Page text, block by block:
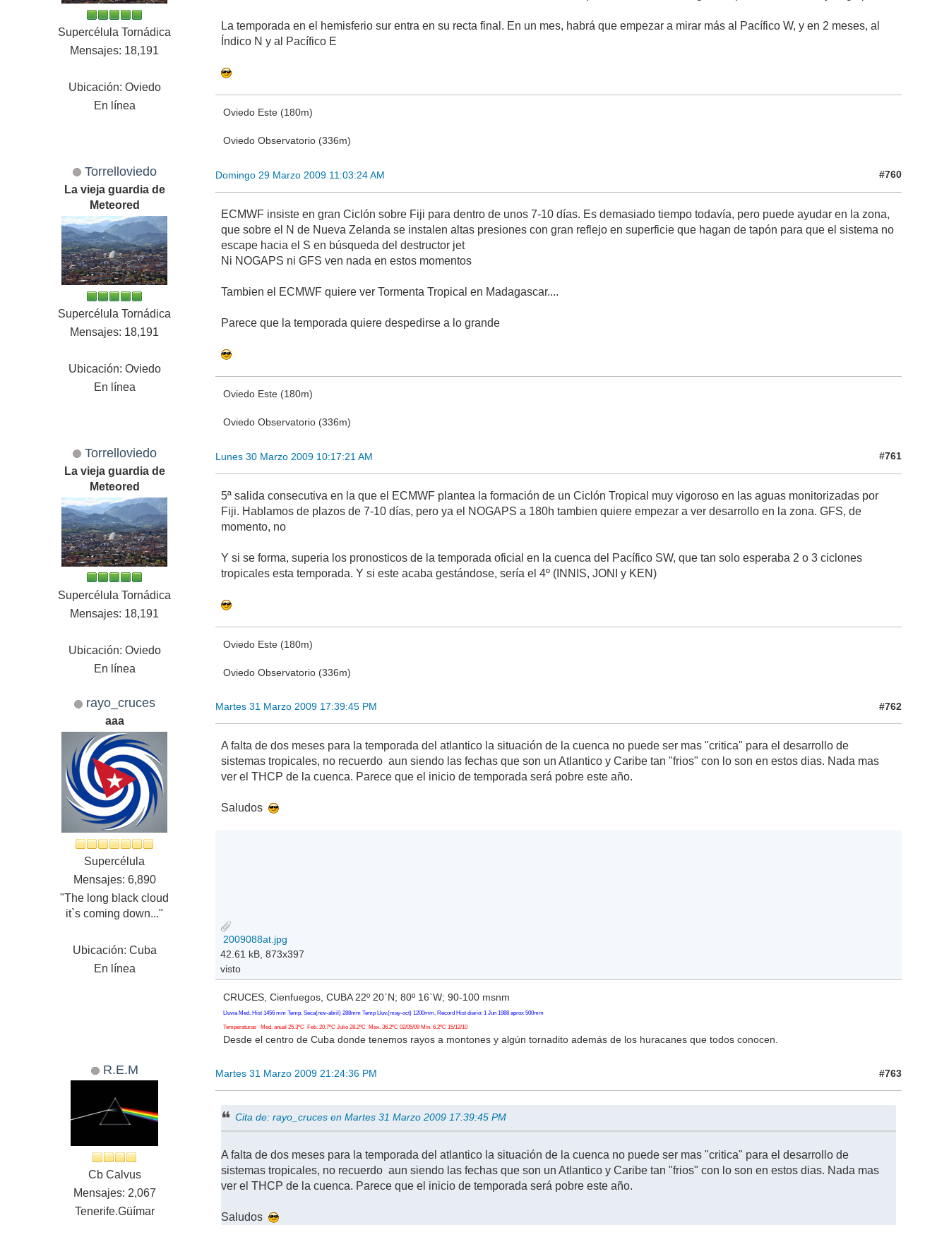
Supercélula Tornádica
Mensajes: 18,191
Ubicación: Oviedo
En línea
La temporada en el hemisferio sur entra en su recta final. En un mes, habrá que empezar a mirar más al Pacífico W, y en 2 meses, al
Índico N y al Pacífico E
Oviedo Este (180m)
Oviedo Observatorio (336m)
Torrelloviedo
La vieja guardia de
Meteored
Supercélula Tornádica
Mensajes: 18,191
Ubicación: Oviedo
En línea
Domingo 29 Marzo 2009 11:03:24 AM #760
ECMWF insiste en gran Ciclón sobre Fiji para dentro de unos 7-10 días. Es demasiado tiempo todavía, pero puede ayudar en la zona,
que sobre el N de Nueva Zelanda se instalen altas presiones con gran reflejo en superficie que hagan de tapón para que el sistema no
escape hacia el S en búsqueda del destructor jet
Ni NOGAPS ni GFS ven nada en estos momentos
Tambien el ECMWF quiere ver Tormenta Tropical en Madagascar....
Parece que la temporada quiere despedirse a lo grande
Oviedo Este (180m)
Oviedo Observatorio (336m)
Torrelloviedo
La vieja guardia de
Meteored
Supercélula Tornádica
Mensajes: 18,191
Ubicación: Oviedo
En línea
Lunes 30 Marzo 2009 10:17:21 AM #761
5ª salida consecutiva en la que el ECMWF plantea la formación de un Ciclón Tropical muy vigoroso en las aguas monitorizadas por
Fiji. Hablamos de plazos de 7-10 días, pero ya el NOGAPS a 180h tambien quiere empezar a ver desarrollo en la zona. GFS, de
momento, no
Y si se forma, superia los pronosticos de la temporada oficial en la cuenca del Pacífico SW, que tan solo esperaba 2 o 3 ciclones
tropicales esta temporada. Y si este acaba gestándose, sería el 4º (INNIS, JONI y KEN)
Oviedo Este (180m)
Oviedo Observatorio (336m)
rayo_cruces
aaa
Supercélula
Mensajes: 6,890
"The long black cloud
it`s coming down..."
Ubicación: Cuba
En línea
Martes 31 Marzo 2009 17:39:45 PM #762
A falta de dos meses para la temporada del atlantico la situación de la cuenca no puede ser mas "critica" para el desarrollo de
sistemas tropicales, no recuerdo aun siendo las fechas que son un Atlantico y Caribe tan "frios" con lo son en estos dias. Nada mas
ver el THCP de la cuenca. Parece que el inicio de temporada será pobre este año.
Saludos
2009088at.jpg
42.61 kB, 873x397
visto
CRUCES, Cienfuegos, CUBA 22º 20`N; 80º 16`W; 90-100 msnm
Lluvia Med. Hist 1456 mm Temp. Seca(nov-abril) 288mm Temp Lluv.(may-oct) 1200mm, Record Hist diario: 1 Jun 1988 aprox 500mm
Temperaturas Med. anual 25.3ºC Feb. 20.7ºC Julio 28.2ºC Max. 36.2ºC 02/05/09 Min. 6.2ºC 15/12/10
Desde el centro de Cuba donde tenemos rayos a montones y algún tornadito además de los huracanes que todos conocen.
R.E.M
Cb Calvus
Mensajes: 2,067
Tenerife.Güímar
Martes 31 Marzo 2009 21:24:36 PM #763
Cita de: rayo_cruces en Martes 31 Marzo 2009 17:39:45 PM
A falta de dos meses para la temporada del atlantico la situación de la cuenca no puede ser mas "critica" para el desarrollo de
sistemas tropicales, no recuerdo aun siendo las fechas que son un Atlantico y Caribe tan "frios" con lo son en estos dias. Nada mas
ver el THCP de la cuenca. Parece que el inicio de temporada será pobre este año.
Saludos